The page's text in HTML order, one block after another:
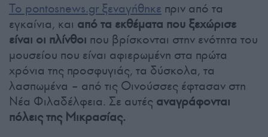
Το pontosnews.gr ξεναγήθηκε πριν από τα
εγκαίνια, και από τα εκθέματα που ξεχώρισε
είναι οι πλίνθοι που βρίσκονται στην ενότητα του
μουσείου που είναι αφιερωμένη στα πρώτα
χρόνια της προσφυγιάς, τα δύσκολα, τα
λασπωμένα – από τις Οινούσσες έφτασαν στη
Νέα Φιλαδέλφεια. Σε αυτές αναγράφονται
πόλεις της Μικρασίας.